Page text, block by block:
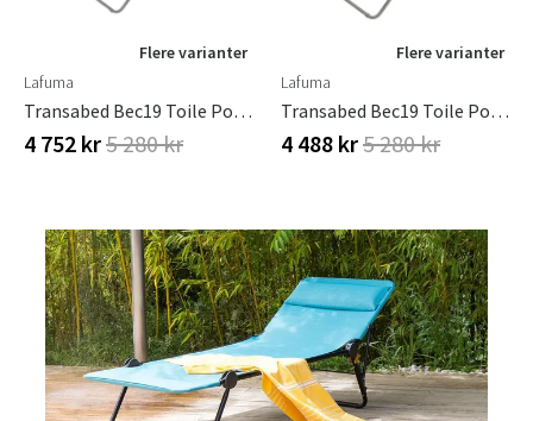
Flere varianter
Lafuma
Transabed Bec19 Toile Porteuse Beige Moka
4 752 kr5 280 kr
Flere varianter
Lafuma
Transabed Bec19 Toile Porteuse Dark Grey Titan
4 488 kr5 280 kr